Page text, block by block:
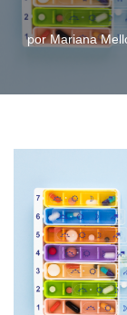
porMariana